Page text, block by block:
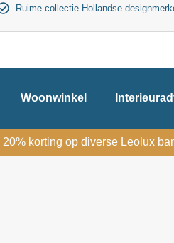
Ruime collectie Hollandse
Woonwinkel
20% korting op diverse Leolux